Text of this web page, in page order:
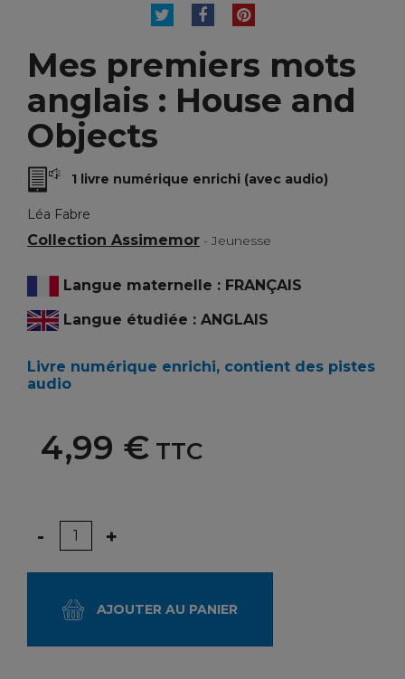
TWEETPARTAGERPINTEREST
Mes premiers mots
anglais : House and
Objects
1 livre numérique enrichi (avec audio)
Léa Fabre
Collection Assimemor - Jeunesse
Langue maternelle : FRANÇAIS
Langue étudiée : ANGLAIS
Livre numérique enrichi, contient des pistes
audio
4,99 € TTC
Quantité
- +
AJOUTER AU PANIER